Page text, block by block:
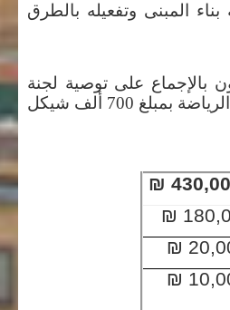
المبنى وتفعيله بالطرق
بالإجماع على توصية لجنة
الرياضة توزيع ميزانية الرياضة بمبلغ 700 ألف شيكل
₪
₪
₪